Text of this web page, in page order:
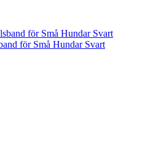
för Små Hundar Svart